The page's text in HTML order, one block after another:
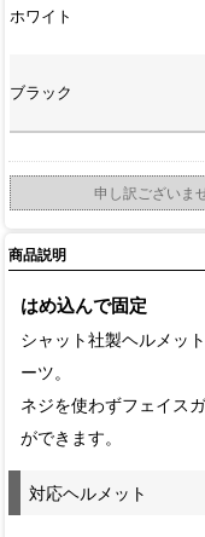
ホワイト
ブラック
申し訳ございま
商品説明
はめ込んで固定
シャット社製ヘルメッ
ーツ。
ネジを使わずフェイス
ができます。
対応ヘルメット